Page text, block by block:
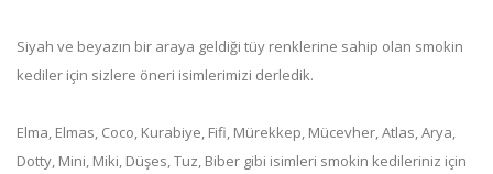
Siyah ve beyazın bir araya geldiği tüy renklerine sahip olan smokin
kediler için sizlere öneri isimlerimizi derledik.
Elma, Elmas, Coco, Kurabiye, Fifi, Mürekkep, Mücevher, Atlas, Arya,
Dotty, Mini, Miki, Düşes, Tuz, Biber gibi isimleri smokin kedileriniz için